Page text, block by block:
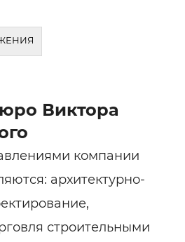
Виктора
компании
архитектурно-
строительными